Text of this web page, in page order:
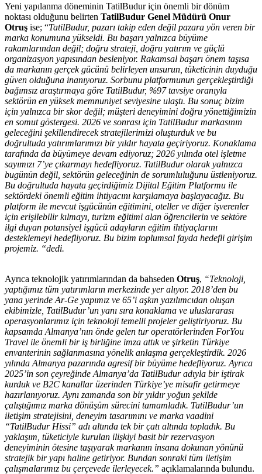
Yeni yapılanma döneminin TatilBudur için önemli bir dönüm
noktası olduğunu belirten TatilBudur Genel Müdürü Onur
Otruş ise; “TatilBudur, pazarı takip eden değil pazara yön veren bir
marka konumuna yükseldi. Bu başarı yalnızca büyüme
rakamlarından değil; doğru strateji, doğru yatırım ve güçlü
organizasyon yapısından besleniyor. Rakamsal başarı önem taşısa
da markanın gerçek gücünü belirleyen unsurun, tüketicinin duyduğu
güven olduğuna inanıyoruz. Sorbunu platformunun gerçekleştirdiği
bağımsız araştırmaya göre TatilBudur, %97 tavsiye oranıyla
sektörün en yüksek memnuniyet seviyesine ulaştı. Bu sonuç bizim
için yalnızca bir skor değil; müşteri deneyimini doğru yönettiğimizin
en somut göstergesi. 2026 ve sonrası için TatilBudur markasının
geleceğini şekillendirecek stratejilerimizi oluşturduk ve bu
doğrultuda yatırımlarımızı bir yıldır hayata geçiriyoruz. Konaklama
tarafında da büyümeye devam ediyoruz; 2026 yılında otel işletme
sayımızı 7’ye çıkarmayı hedefliyoruz. TatilBudur olarak yalnızca
bugünün değil, sektörün geleceğinin de sorumluluğunu üstleniyoruz.
Bu doğrultuda hayata geçirdiğimiz Dijital Eğitim Platformu ile
sektördeki önemli eğitim ihtiyacını karşılamaya başlayacağız. Bu
platform ile mevcut işgücünün eğitimini, oteller ve diğer işverenler
için erişilebilir kılmayı, turizm eğitimi alan öğrencilerin ve sektöre
ilgi duyan potansiyel işgücü adayların eğitim ihtiyaçlarını
desteklemeyi hedefliyoruz. Bu bizim toplumsal fayda hedefli girişim
projemiz. “dedi.
Ayrıca teknolojik yatırımlarından da bahseden Otruş, “Teknoloji,
yaptığımız tüm yatırımların merkezinde yer alıyor. 2018’den bu
yana yerinde Ar-Ge yapımız ve 65’i aşkın yazılımcıdan oluşan
ekibimizle, TatilBudur’un yanı sıra konaklama ve uluslararası
operasyonlarımız için teknoloji temelli projeler geliştiriyoruz. Bu
kapsamda Almanya’nın önde gelen tur operatörlerinden ForYou
Travel ile önemli bir iş birliğine imza attık ve şirketin Türkiye
envanterinin sağlanmasına yönelik anlaşma gerçekleştirdik. 2026
yılında Almanya pazarında agresif bir büyüme hedefliyoruz. Ayrıca
2025’in son çeyreğinde Almanya’da TatilBudur adıyla bir iştirak
kurduk ve B2C kanallar üzerinden Türkiye’ye misafir getirmeye
hazırlanıyoruz. Aynı zamanda son bir yıldır yoğun şekilde
çalıştığımız marka dönüşüm sürecini tamamladık. TatilBudur’un
iletişim stratejisini, deneyim tasarımını ve marka vaadini
“TatilBudur Hissi” adı altında tek bir çatı altında topladık. Bu
yaklaşım, tüketiciyle kurulan ilişkiyi basit bir rezervasyon
deneyiminin ötesine taşıyarak markanın insana dokunan yönünü
stratejik bir yapı haline getiriyor. Bundan sonraki tüm iletişim
çalışmalarımız bu çerçevede ilerleyecek.” açıklamalarında bulundu.